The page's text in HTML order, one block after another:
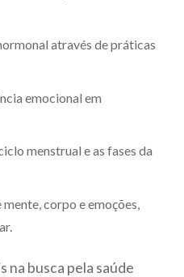
através de práticas
emocional em
menstrual e as fases da
corpo e emoções,
na busca pela saúde